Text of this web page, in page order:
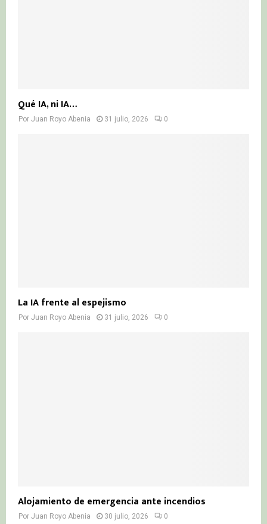
Qué IA, ni IA…
Por Juan Royo Abenia 31 julio, 2026 0
La IA frente al espejismo
Por Juan Royo Abenia 31 julio, 2026 0
Alojamiento de emergencia ante incendios
Por Juan Royo Abenia 30 julio, 2026 0